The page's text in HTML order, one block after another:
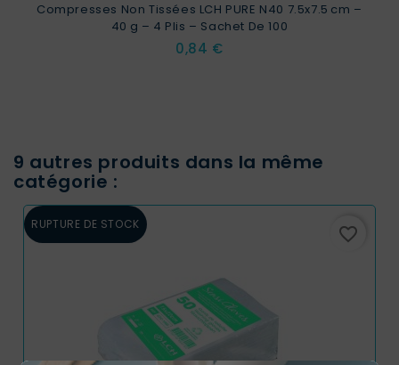
Compresses Non Tissées LCH PURE N40 7.5x7.5 Cm –
40 G – 4 Plis – Sachet De 100
Prix
0,84 €
9 autres produits dans la même
catégorie :
RUPTURE DE STOCK favorite_border